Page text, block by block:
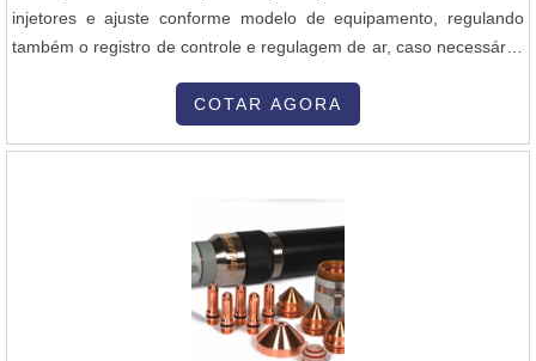
injetores e ajuste conforme modelo de equipamento, regulando
também o registro de controle e regulagem de ar, caso necessário.
a passagem de gás para o local da queima. A Instalação de fogão
COTAR AGORA